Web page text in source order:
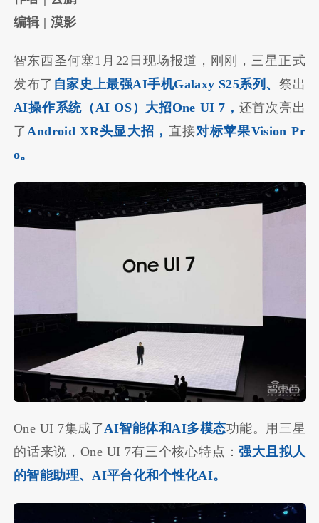
编辑| 漠影
智东西圣何塞1月22日现场报道，刚刚，三星正式
发布了 自家史上最强AI手机Galaxy S25系列、 祭出
AI操作系统（AI OS）大招One UI 7， 还首次亮出
了Android XR头显大招， 直接对标苹果Vision Pr
o。
One UI 7集成了AI智能体和AI多模态功能。用三星
的话来说，One UI 7有三个核心特点：强大且拟人
的智能助理、AI平台化和个性化AI。